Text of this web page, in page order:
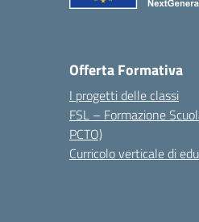
Offerta Formativa
I progetti delle classi
FSL – Formazione
PCTO)
Curricolo verticale di